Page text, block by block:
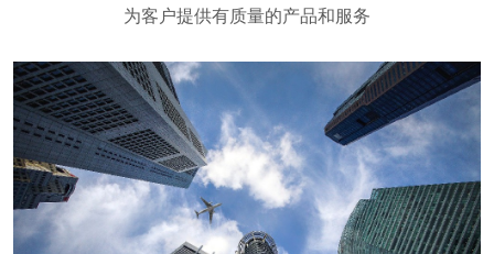
为客户提供有质量的产品和服务